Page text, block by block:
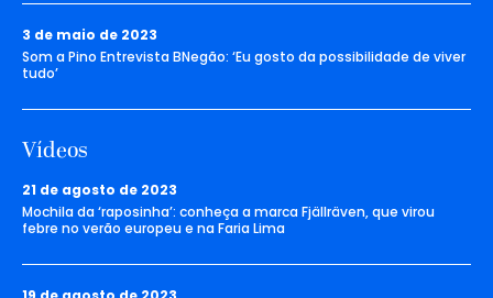
3 de maio de 2023
Som a Pino Entrevista BNegão: ‘Eu gosto da possibilidade de viver
tudo’
Vídeos
21 de agosto de 2023
Mochila da ‘raposinha’: conheça a marca Fjällräven, que virou
febre no verão europeu e na Faria Lima